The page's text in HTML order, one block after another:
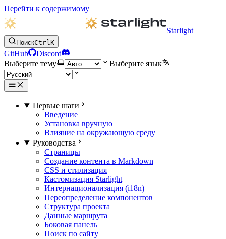
Перейти к содержимому
Starlight
ПоискCtrlK
GitHub
Discord
Выберите тему
Выберите язык
Первые шаги
Введение
Установка вручную
Влияние на окружающую среду
Руководства
Страницы
Создание контента в Markdown
CSS и стилизация
Кастомизация Starlight
Интернационализация (i18n)
Переопределение компонентов
Структура проекта
Данные маршрута
Боковая панель
Поиск по сайту